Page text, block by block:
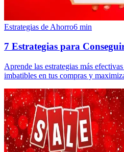
Estrategias de Ahorro6 min
7 Estrategias para
Aprende las estrategias más
imbatibles en tus compras y